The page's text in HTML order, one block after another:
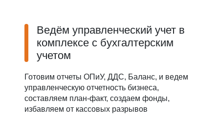
Ведём управленческий учет в
комплексе с бухгалтерским
учетом
Готовим отчеты ОПиУ, ДДС, Баланс, и ведем
управленческую отчетность бизнеса,
составляем план-факт, создаем фонды,
избавляем от кассовых разрывов